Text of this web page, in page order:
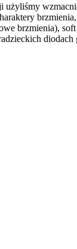
użyliśmy
brzmienia),
diodach